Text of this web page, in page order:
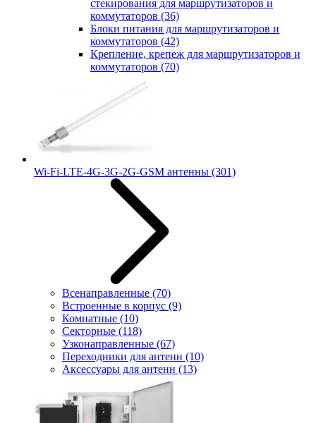
стекирования для маршрутизаторов и
коммутаторов (36)
Блоки питания для маршрутизаторов и
коммутаторов (42)
Крепление, крепеж для маршрутизаторов и
коммутаторов (70)
Wi-Fi-LTE-4G-3G-2G-GSM антенны (301)
Всенаправленные (70)
Встроенные в корпус (9)
Комнатные (10)
Секторные (118)
Узконаправленные (67)
Переходники для антенн (10)
Аксессуары для антенн (13)